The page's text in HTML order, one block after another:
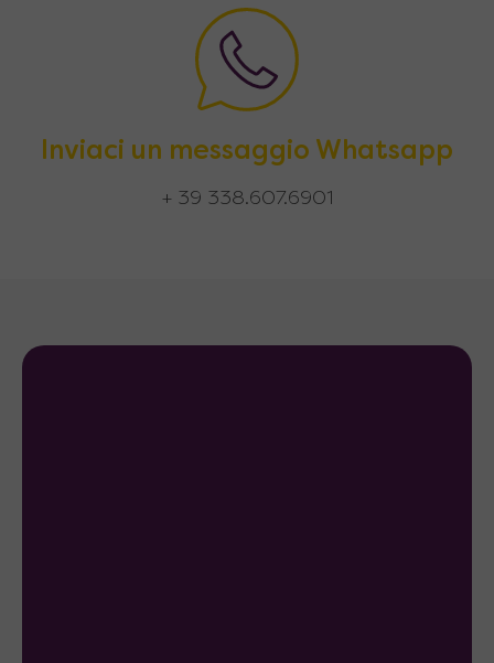
Inviaci un messaggio Whatsapp
+ 39 338.607.6901